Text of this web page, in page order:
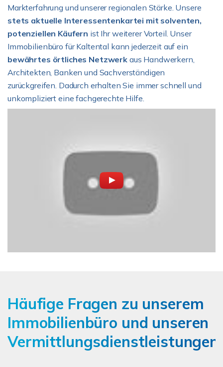
Markterfahrung und unserer regionalen Stärke. Unsere
stets aktuelle Interessentenkartei mit solventen,
potenziellen Käufern ist Ihr weiterer Vorteil. Unser
Immobilienbüro für Kaltental kann jederzeit auf ein
bewährtes örtliches Netzwerkaus Handwerkern,
Architekten, Banken und Sachverständigen
zurückgreifen. Dadurch erhalten Sie immer schnell und
unkompliziert eine fachgerechte Hilfe.
Häufige Fragen zu unserem
Immobilienbüro und unseren
Vermittlungsdienstleistungen